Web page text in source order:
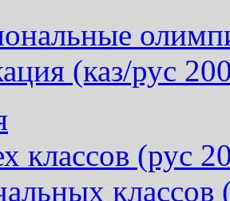
(каз/рус
классов (рус
классов